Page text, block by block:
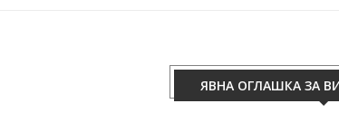
ЯВНА ОГЛАШКА ЗА